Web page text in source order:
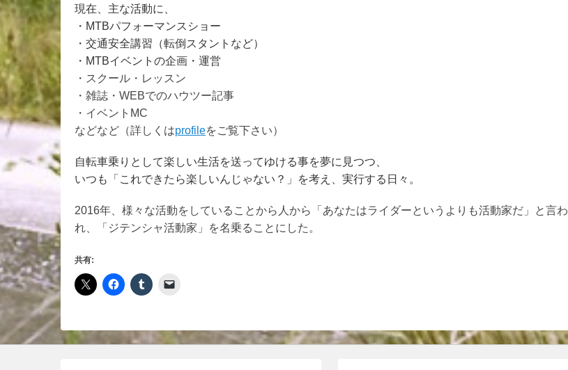
現在、主な活動に、
・ MTBパフォーマンスショー
・交通安全講習（転倒スタントなど）
・ MTBイベントの企画・運営
・スクール・レッスン
・雑誌・WEBでのハウツー記事
・イベントMC
などなど（詳しくはprofileをご覧下さい）
自転車乗りとして楽しい生活を送ってゆける事を夢に見つつ、
いつも「これできたら楽しいんじゃない？」を考え、実行する日々。
2016年、様々な活動をしていることから人から「あなたはライダーというよりも活動家だ」と言わ
れ、「ジテンシャ活動家」を名乗ることにした。
共有: